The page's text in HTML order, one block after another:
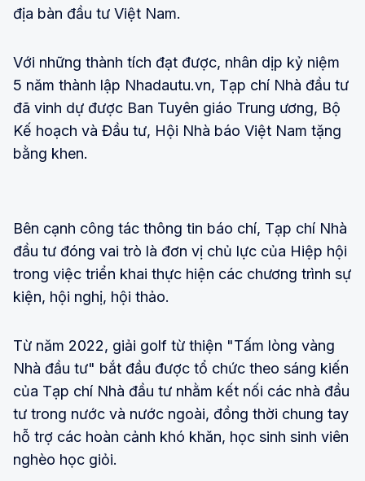
địa bàn đầu tư Việt Nam.
Với những thành tích đạt được, nhân dịp kỷ niệm
5 năm thành lập Nhadautu.vn, Tạp chí Nhà đầu tư
đã vinh dự được Ban Tuyên giáo Trung ương, Bộ
Kế hoạch và Đầu tư, Hội Nhà báo Việt Nam tặng
bằng khen.
Bên cạnh công tác thông tin báo chí, Tạp chí Nhà
đầu tư đóng vai trò là đơn vị chủ lực của Hiệp hội
trong việc triển khai thực hiện các chương trình sự
kiện, hội nghị, hội thảo.
Từ năm 2022, giải golf từ thiện "Tấm lòng vàng
Nhà đầu tư" bắt đầu được tổ chức theo sáng kiến
của Tạp chí Nhà đầu tư nhằm kết nối các nhà đầu
tư trong nước và nước ngoài, đồng thời chung tay
hỗ trợ các hoàn cảnh khó khăn, học sinh sinh viên
nghèo học giỏi.